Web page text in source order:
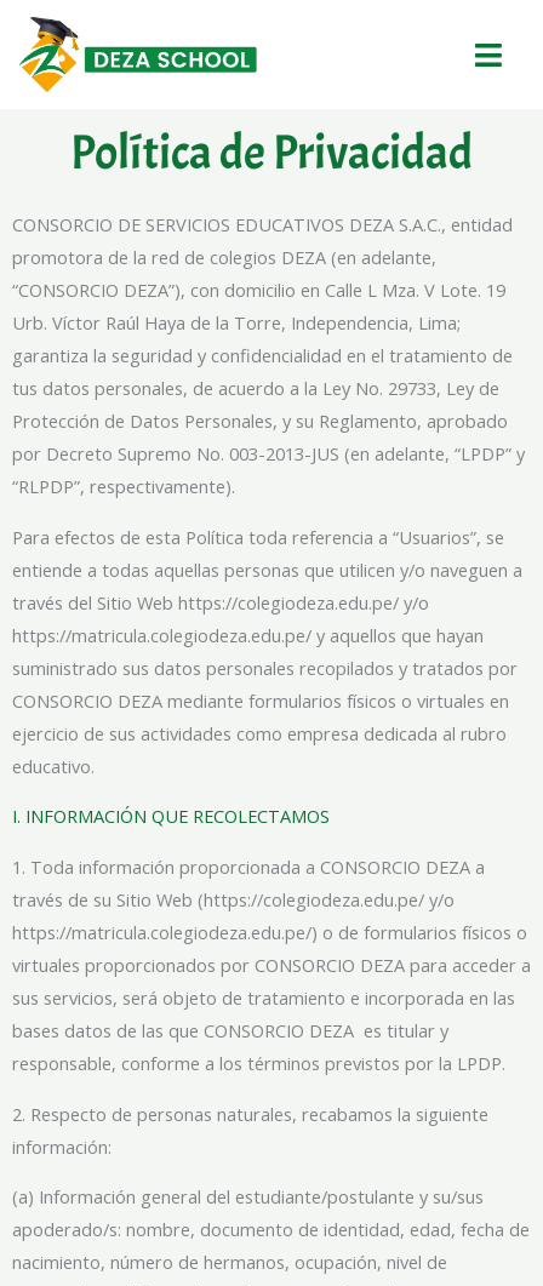
contenido
Política de Privacidad
CONSORCIO DE SERVICIOS EDUCATIVOS DEZA S.A.C., entidad
promotora de la red de colegios DEZA (en adelante,
“CONSORCIO DEZA”), con domicilio en Calle L Mza. V Lote. 19
Urb. Víctor Raúl Haya de la Torre, Independencia, Lima;
garantiza la seguridad y confidencialidad en el tratamiento de
tus datos personales, de acuerdo a la Ley No. 29733, Ley de
Protección de Datos Personales, y su Reglamento, aprobado
por Decreto Supremo No. 003-2013-JUS (en adelante, “LPDP” y
“RLPDP”, respectivamente).
Para efectos de esta Política toda referencia a “Usuarios”, se
entiende a todas aquellas personas que utilicen y/o naveguen a
través del Sitio Web https://colegiodeza.edu.pe/ y/o
https://matricula.colegiodeza.edu.pe/ y aquellos que hayan
suministrado sus datos personales recopilados y tratados por
CONSORCIO DEZA mediante formularios físicos o virtuales en
ejercicio de sus actividades como empresa dedicada al rubro
educativo.
I. INFORMACIÓN QUE RECOLECTAMOS
1. Toda información proporcionada a CONSORCIO DEZA a
través de su Sitio Web (https://colegiodeza.edu.pe/ y/o
https://matricula.colegiodeza.edu.pe/) o de formularios físicos o
virtuales proporcionados por CONSORCIO DEZA para acceder a
sus servicios, será objeto de tratamiento e incorporada en las
bases datos de las que CONSORCIO DEZA es titular y
responsable, conforme a los términos previstos por la LPDP.
2. Respecto de personas naturales, recabamos la siguiente
información:
(a) Información general del estudiante/postulante y su/sus
apoderado/s: nombre, documento de identidad, edad, fecha de
nacimiento, número de hermanos, ocupación, nivel de